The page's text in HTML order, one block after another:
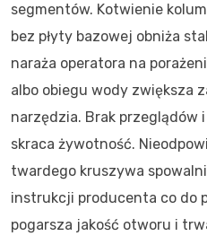
segmentów. Kotwienie
bez płyty bazowej obniża
naraża operatora na
albo obiegu wody zwiększa
narzędzia. Brak przeglądów
skraca żywotność.
twardego kruszywa
instrukcji producenta co do
pogarsza jakość otworu i